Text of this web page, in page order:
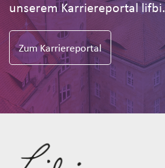
unserem Karriereportal
Zum Karriereportal